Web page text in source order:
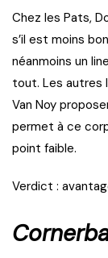
Chez les Pats,
s’il est moins
néanmoins un
tout. Les autres
Van Noy
permet à ce
point faible.
Verdict :